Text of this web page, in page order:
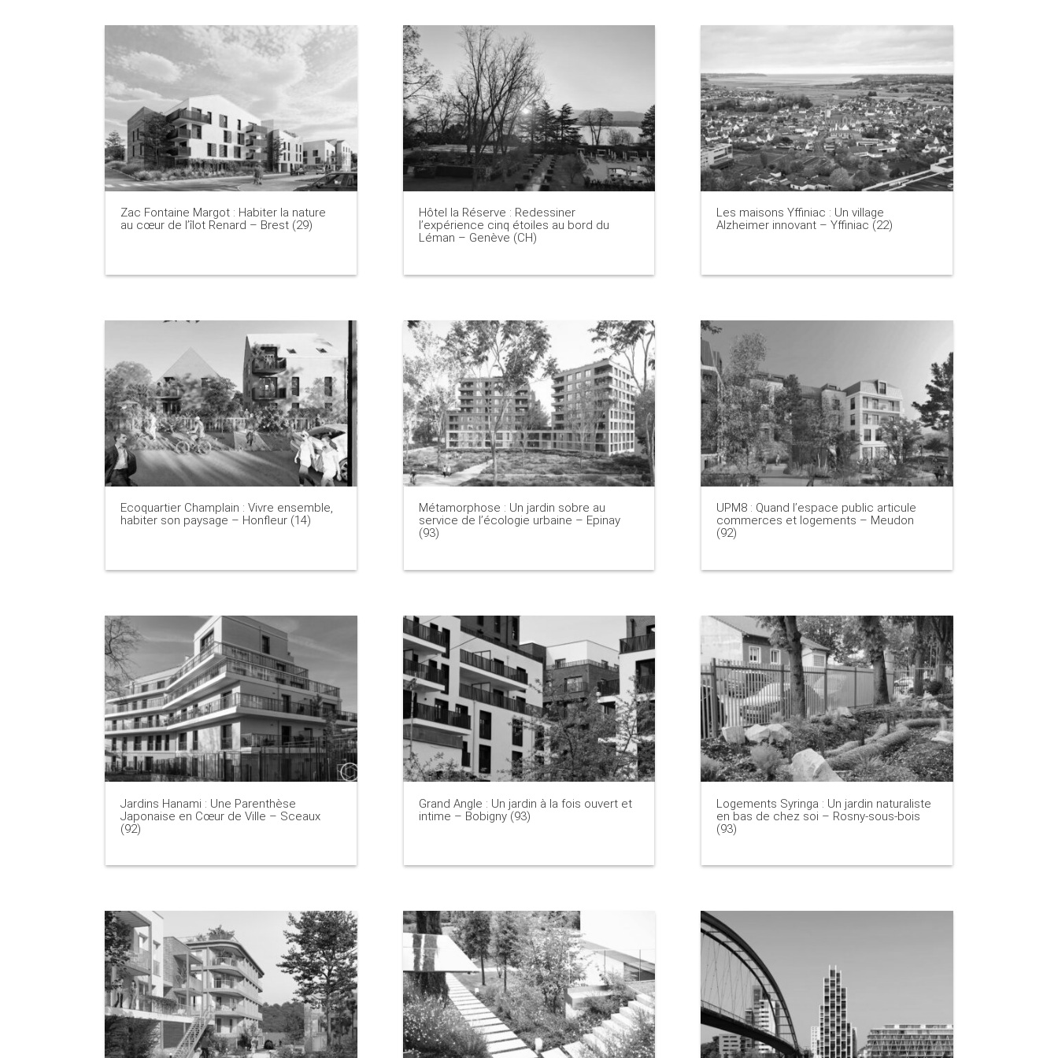
Zac Fontaine Margot : Habiter la nature
au cœur de l’îlot Renard – Brest (29)
Ecoquartier Champlain : Vivre ensemble,
habiter son paysage – Honfleur (14)
Jardins Hanami : Une Parenthèse
Japonaise en Cœur de Ville – Sceaux
(92)
Hôtel la Réserve : Redessiner
l’expérience cinq étoiles au bord du
Léman – Genève (CH)
Métamorphose : Un jardin sobre au
service de l’écologie urbaine – Epinay
(93)
Grand Angle : Un jardin à la fois ouvert et
intime – Bobigny (93)
Les maisons Yffiniac : Un village
Alzheimer innovant – Yffiniac (22)
UPM8 : Quand l’espace public articule
commerces et logements – Meudon
(92)
Logements Syringa : Un jardin naturaliste
en bas de chez soi – Rosny-sous-bois
(93)